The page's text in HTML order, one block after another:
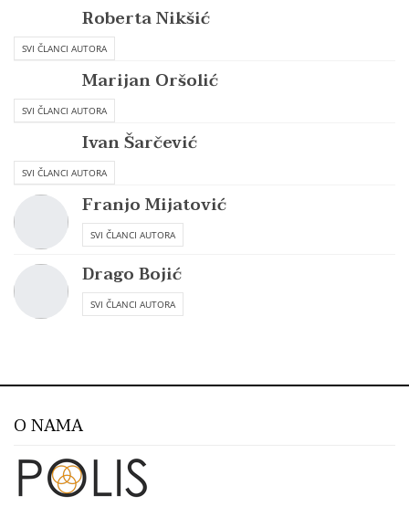
Roberta Nikšić
SVI ČLANCI AUTORA
Marijan Oršolić
SVI ČLANCI AUTORA
Ivan Šarčević
SVI ČLANCI AUTORA
Franjo Mijatović
SVI ČLANCI AUTORA
Drago Bojić
SVI ČLANCI AUTORA
O NAMA